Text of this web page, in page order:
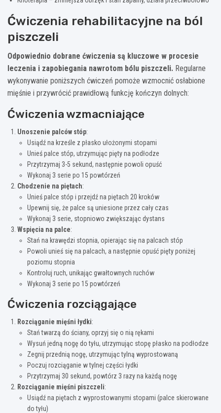
Ćwiczenia rehabilitacyjne na ból
piszczeli
Odpowiednio dobrane ćwiczenia są kluczowe w procesie
leczenia i zapobiegania nawrotom bólu piszczeli. Regularne
wykonywanie poniższych ćwiczeń pomoże wzmocnić osłabione
mięśnie i przywrócić prawidłową funkcję kończyn dolnych:
Ćwiczenia wzmacniające
Unoszenie palców stóp:
Usiądź na krześle z płasko ułożonymi stopami
Unieś palce stóp, utrzymując pięty na podłodze
Przytrzymaj 3-5 sekund, następnie powoli opuść
Wykonaj 3 serie po 15 powtórzeń
Chodzenie na piętach:
Unieś palce stóp i przejdź na piętach 20 kroków
Upewnij się, że palce są uniesione przez cały czas
Wykonaj 3 serie, stopniowo zwiększając dystans
Wspięcia na palce:
Stań na krawędzi stopnia, opierając się na palcach stóp
Powoli unieś się na palcach, a następnie opuść pięty poniżej
poziomu stopnia
Kontroluj ruch, unikając gwałtownych ruchów
Wykonaj 3 serie po 15 powtórzeń
Ćwiczenia rozciągające
Rozciąganie mięśni łydki:
Stań twarzą do ściany, oprzyj się o nią rękami
Wysuń jedną nogę do tyłu, utrzymując stopę płasko na podłodze
Zegnij przednią nogę, utrzymując tylną wyprostowaną
Poczuj rozciąganie w tylnej części łydki
Przytrzymaj 30 sekund, powtórz 3 razy na każdą nogę
Rozciąganie mięśni piszczeli:
Usiądź na piętach z wyprostowanymi stopami (palce skierowane
do tyłu)